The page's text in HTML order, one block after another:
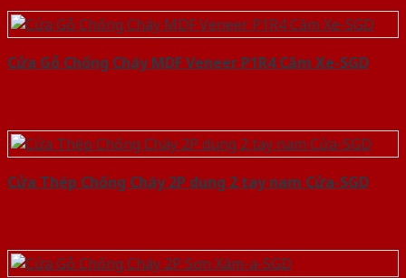
Cửa Gỗ Chống Cháy MDF Veneer P1R4 Căm Xe-SGD
Cửa Thép Chống Cháy 2P dung 2 tay nam Cửa-SGD